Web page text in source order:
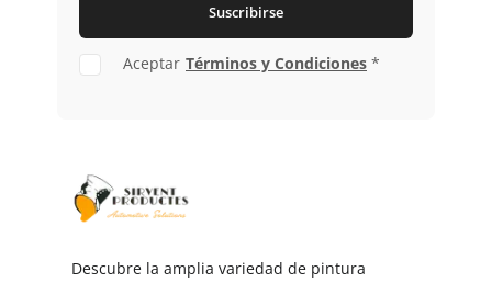
Suscribirse
Aceptar Términos y Condiciones *
Descubre la amplia variedad de pintura